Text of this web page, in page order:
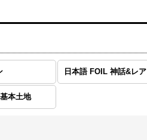
日本語 FOIL 神話&レア
本土地